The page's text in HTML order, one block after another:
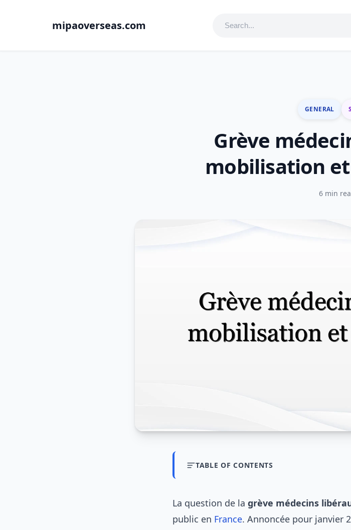
mipaoverseas.com
GENERAL
Grève
mobilisation
6 min
TABLE OF CONTENTS
La question de la grève médecins
public en France. Annoncée pour janvier